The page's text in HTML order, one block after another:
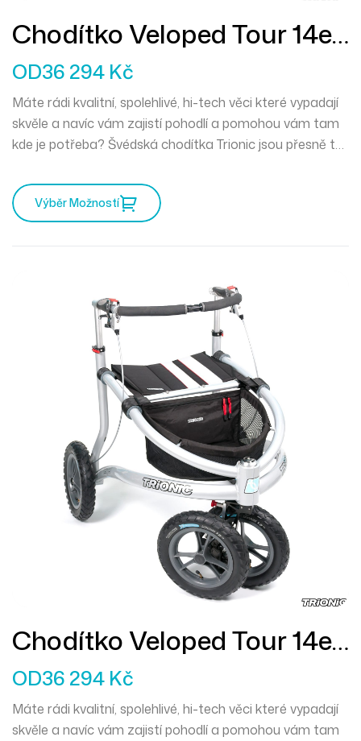
Chodítko Veloped Tour 14er
M
OD36 294 Kč
Máte rádi kvalitní, spolehlivé, hi-tech věci které vypadají
skvěle a navíc vám zajistí pohodlí a pomohou vám tam
kde je potřeba? Švédská chodítka Trionic jsou přesně to
vyrazit kamkoliv zajakéhokoliv počasí.
Výběr Možností
Chodítko Veloped Tour 14er
L
OD36 294 Kč
Máte rádi kvalitní, spolehlivé, hi-tech věci které vypadají
skvěle a navíc vám zajistí pohodlí a pomohou vám tam